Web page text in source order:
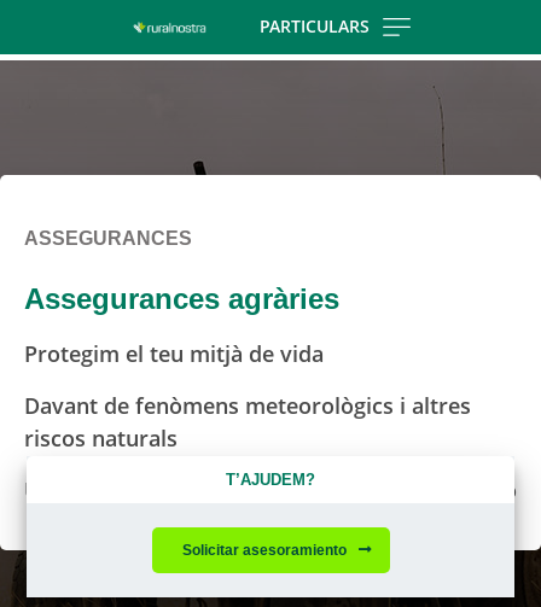
Skip
PARTICULARS
ASSEGURANCES
Assegurances agràries
Protegim el teu mitjà de vida
Davant de fenòmens meteorològics i altres
riscos naturals
Una cobertura que s’adapta a la teua explotació
T’AJUDEM?
Solicitar asesoramiento